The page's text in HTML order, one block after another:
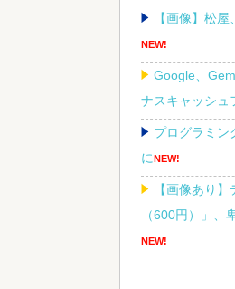
【画像】松
NEW!
Google、
ナスキャッシュ
プログラミン
にNEW!
【画像あり
（600円）」、
NEW!